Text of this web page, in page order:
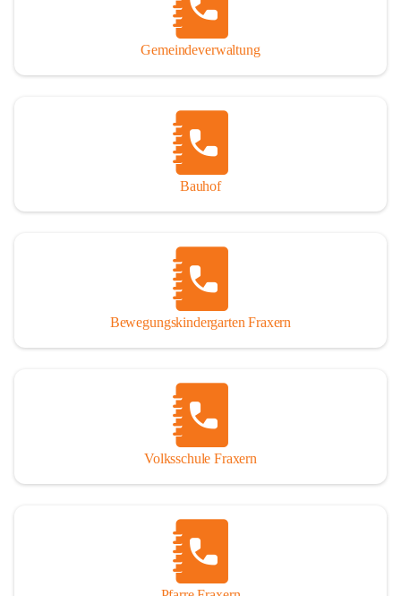
Gemeindeverwaltung
Bauhof
Bewegungskindergarten Fraxern
Volksschule Fraxern